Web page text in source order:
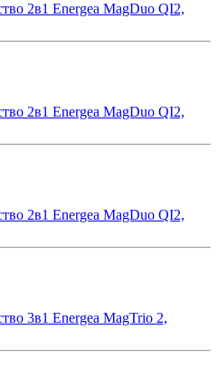
2в1 Energea MagDuo QI2,
2в1 Energea MagDuo QI2,
2в1 Energea MagDuo QI2,
3в1 Energea MagTrio 2,